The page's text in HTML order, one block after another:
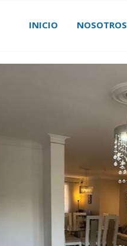
INICIO NOSOTROS